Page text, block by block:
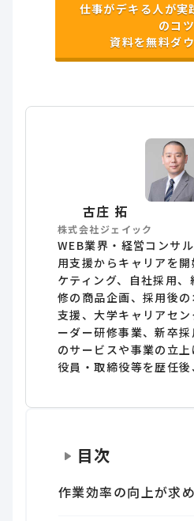
仕事がデキる人が実
のコツ
資料を無料ダ
古庄 拓
株式会社ジェイック
WEB業界・経営コンサ
用支援からキャリアを
ケティング、自社採用
修の商品企画、採用後
支援、大学キャリアセ
ーダー研修事業、新卒
のサービスや事業の立
役員・取締役等を歴任後
目次
作業効率の向上が求